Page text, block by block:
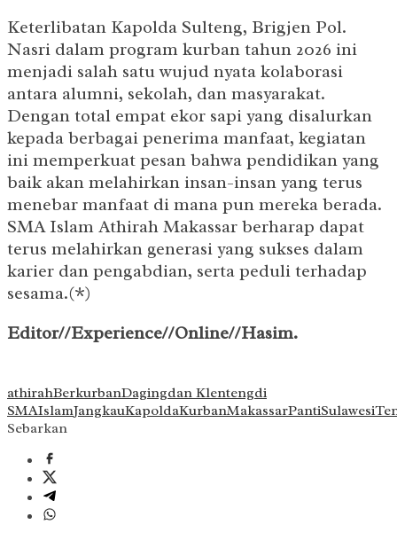
Keterlibatan Kapolda Sulteng, Brigjen Pol.
Nasri dalam program kurban tahun 2026 ini
menjadi salah satu wujud nyata kolaborasi
antara alumni, sekolah, dan masyarakat.
Dengan total empat ekor sapi yang disalurkan
kepada berbagai penerima manfaat, kegiatan
ini memperkuat pesan bahwa pendidikan yang
baik akan melahirkan insan-insan yang terus
menebar manfaat di mana pun mereka berada.
SMA Islam Athirah Makassar berharap dapat
terus melahirkan generasi yang sukses dalam
karier dan pengabdian, serta peduli terhadap
sesama.(*)
Editor//Experience//Online//Hasim.
athirahBerkurbanDagingdan Klentengdi
SMAIslamJangkauKapoldaKurbanMakassarPantiSulawesi
Sebarkan